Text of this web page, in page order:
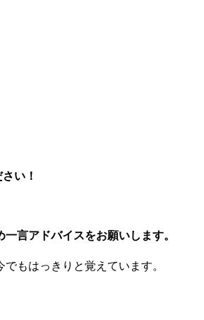
い！
言アドバイスをお願いします。
もはっきりと覚えています。